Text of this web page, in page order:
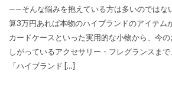
——そんな悩みを抱えている方は多いのではな
算3万円あれば本物のハイブランドのアイテム
カードケースといった実用的な小物から、今
しがっているアクセサリー・フレグランスま
「ハイブランド […]